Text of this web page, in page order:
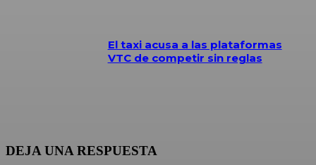
El taxi acusa a las plataformas
VTC de competir sin reglas
DEJA UNA RESPUESTA